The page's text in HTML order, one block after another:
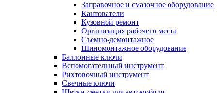
Заправочное и смазочное оборудование
Кантователи
Кузовной ремонт
Организация рабочего места
Съемно-демонтажное
Шиномонтажное оборудование
Баллонные ключи
Вспомогательный инструмент
Рихтовочный инструмент
Свечные ключи